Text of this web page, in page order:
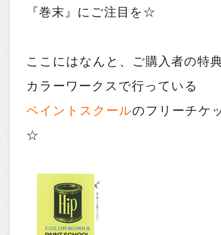
『巻末』にご注目を☆
ここにはなんと、ご購入者の特
カラーワークスで行っている
ペイントスクールのフリーチケ
☆